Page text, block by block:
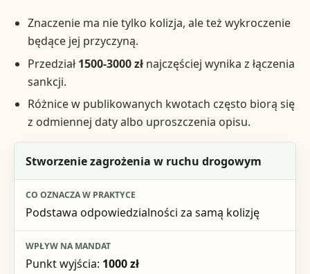
Znaczenie ma nie tylko kolizja, ale też wykroczenie
będące jej przyczyną.
Przedział 1500-3000 złnajczęściej wynika z łączenia
sankcji.
Różnice w publikowanych kwotach często biorą się
z odmiennej daty albo uproszczenia opisu.
Element
Co oznacza w praktyce
Wpływ na mandat
Stworzenie zagrożenia w ruchu drogowym
Podstawa odpowiedzialności za samą kolizję
Punkt wyjścia: 1000 zł